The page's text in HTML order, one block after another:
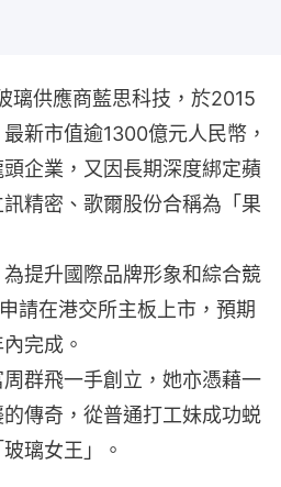
璃供應商藍思科技，於2015
新市值逾1300億元人民幣，
企業，又因長期深度綁定蘋
精密、歌爾股份合稱為「果
提升國際品牌形象和綜合競
請在港交所主板上市，預期
完成。
群飛一手創立，她亦憑藉一
傳奇，從普通打工妹成功蜕
璃女王」。